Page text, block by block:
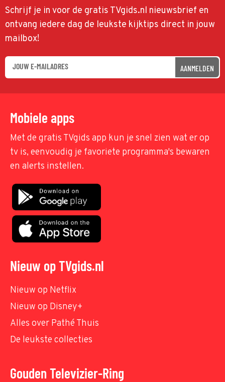
Schrijf je in voor de gratis TVgids.nl nieuwsbrief en
ontvang iedere dag de leukste kijktips direct in jouw
mailbox!
AANMELDEN
Mobiele apps
Met de gratis TVgids app kun je snel zien wat er op
tv is, eenvoudig je favoriete programma's bewaren
en alerts instellen.
Nieuw op TVgids.nl
Nieuw op Netflix
Nieuw op Disney+
Alles over Pathé Thuis
De leukste collecties
Gouden Televizier-Ring